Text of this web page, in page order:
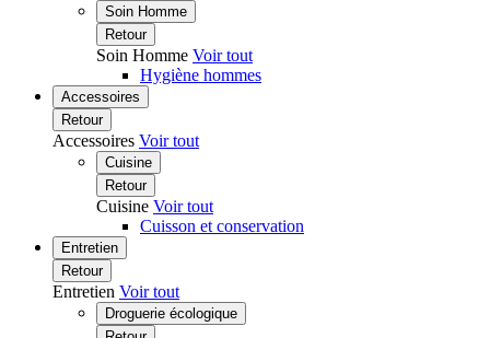
Soin Homme
Retour
Soin Homme Voir tout
Hygiène hommes
Accessoires
Retour
Accessoires Voir tout
Cuisine
Retour
Cuisine Voir tout
Cuisson et conservation
Entretien
Retour
Entretien Voir tout
Droguerie écologique